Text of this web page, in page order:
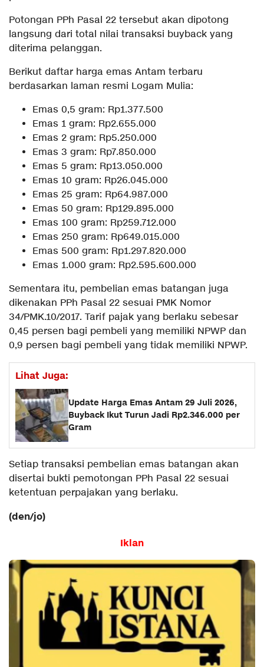
Potongan PPh Pasal 22 tersebut akan dipotong
langsung dari total nilai transaksi buyback yang
diterima pelanggan.
Berikut daftar harga emas Antam terbaru
berdasarkan laman resmi Logam Mulia:
Emas 0,5 gram: Rp1.377.500
Emas 1 gram: Rp2.655.000
Emas 2 gram: Rp5.250.000
Emas 3 gram: Rp7.850.000
Emas 5 gram: Rp13.050.000
Emas 10 gram: Rp26.045.000
Emas 25 gram: Rp64.987.000
Emas 50 gram: Rp129.895.000
Emas 100 gram: Rp259.712.000
Emas 250 gram: Rp649.015.000
Emas 500 gram: Rp1.297.820.000
Emas 1.000 gram: Rp2.595.600.000
Sementara itu, pembelian emas batangan juga
dikenakan PPh Pasal 22 sesuai PMK Nomor
34/PMK.10/2017. Tarif pajak yang berlaku sebesar
0,45 persen bagi pembeli yang memiliki NPWP dan
0,9 persen bagi pembeli yang tidak memiliki NPWP.
Lihat Juga:
Update Harga Emas Antam 29 Juli 2026,
Buyback Ikut Turun Jadi Rp2.346.000 per
Gram
Setiap transaksi pembelian emas batangan akan
disertai bukti pemotongan PPh Pasal 22 sesuai
ketentuan perpajakan yang berlaku.
(den/jo)
Iklan